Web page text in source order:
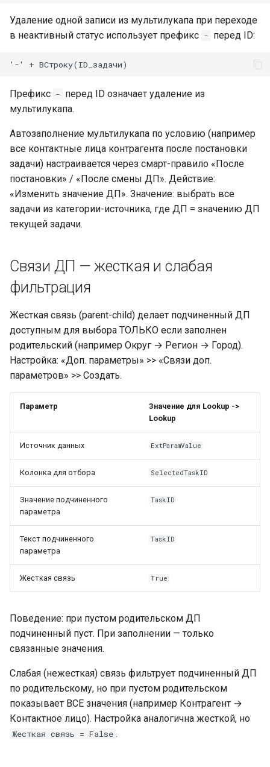
Удаление одной записи из мультилукапа при переходе
в неактивный статус использует префикс - перед ID:
Префикс - перед ID означает удаление из
мультилукапа.
Автозаполнение мультилукапа по условию (например
все контактные лица контрагента после постановки
задачи) настраивается через смарт-правило «После
постановки» / «После смены ДП». Действие:
«Изменить значение ДП». Значение: выбрать все
задачи из категории-источника, где ДП = значению ДП
текущей задачи.
Связи ДП — жесткая и слабая
фильтрация
Жесткая связь (parent-child) делает подчиненный ДП
доступным для выбора ТОЛЬКО если заполнен
родительский (например Округ → Регион → Город).
Настройка: «Доп. параметры» >> «Связи доп.
параметров» >> Создать.
Параметр
Значение для Lookup ->
Lookup
Источник данных ExtParamValue
Колонка для отбора SelectedTaskID
Значение подчиненного
параметра
TaskID
Текст подчиненного
параметра
TaskID
Жесткая связь True
Поведение: при пустом родительском ДП
подчиненный пуст. При заполнении — только
связанные значения.
Слабая (нежесткая) связь фильтрует подчиненный ДП
по родительскому, но при пустом родительском
показывает ВСЕ значения (например Контрагент →
Контактное лицо). Настройка аналогична жесткой, но
Жесткая связь = False .